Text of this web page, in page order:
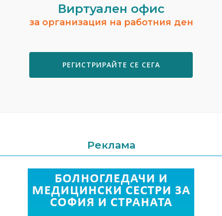
Виртуален офис
за организация на работния ден
РЕГИСТРИРАЙТЕ СЕ СЕГА
Реклама